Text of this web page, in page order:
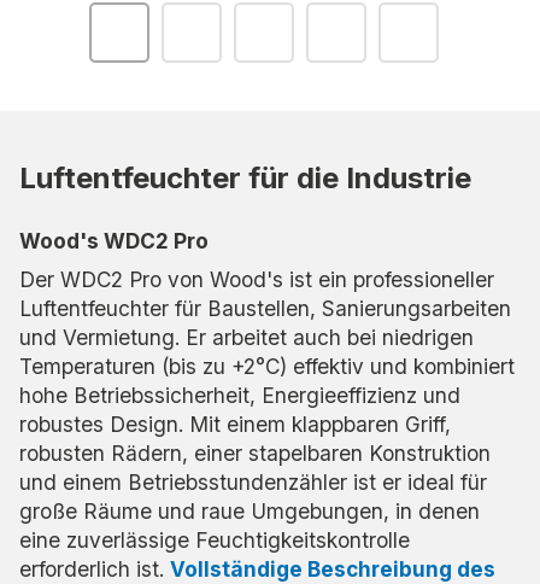
Luftentfeuchter für die Industrie
Wood's WDC2 Pro
Der WDC2 Pro von Wood's ist ein professioneller
Luftentfeuchter für Baustellen, Sanierungsarbeiten
und Vermietung. Er arbeitet auch bei niedrigen
Temperaturen (bis zu +2°C) effektiv und kombiniert
hohe Betriebssicherheit, Energieeffizienz und
robustes Design. Mit einem klappbaren Griff,
robusten Rädern, einer stapelbaren Konstruktion
und einem Betriebsstundenzähler ist er ideal für
große Räume und raue Umgebungen, in denen
eine zuverlässige Feuchtigkeitskontrolle
erforderlich ist. Vollständige Beschreibung des